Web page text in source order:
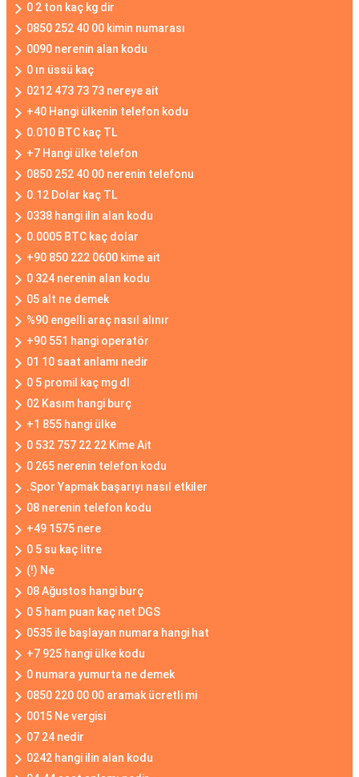
0 2 ton kaç kg dir
0850 252 40 00 kimin numarası
0090 nerenin alan kodu
0 ın üssü kaç
0212 473 73 73 nereye ait
+40 Hangi ülkenin telefon kodu
0.010 BTC kaç TL
+7 Hangi ülke telefon
0850 252 40 00 nerenin telefonu
0.12 Dolar kaç TL
0338 hangi ilin alan kodu
0.0005 BTC kaç dolar
+90 850 222 0600 kime ait
0 324 nerenin alan kodu
05 alt ne demek
%90 engelli araç nasıl alınır
+90 551 hangi operatör
01 10 saat anlamı nedir
0 5 promil kaç mg dl
02 Kasım hangi burç
+1 855 hangi ülke
0 532 757 22 22 Kime Ait
0 265 nerenin telefon kodu
.Spor Yapmak başarıyı nasıl etkiler
08 nerenin telefon kodu
+49 1575 nere
0 5 su kaç litre
(!) Ne
08 Ağustos hangi burç
0 5 ham puan kaç net DGS
0535 ile başlayan numara hangi hat
+7 925 hangi ülke kodu
0 numara yumurta ne demek
0850 220 00 00 aramak ücretli mi
0015 Ne vergisi
07 24 nedir
0242 hangi ilin alan kodu